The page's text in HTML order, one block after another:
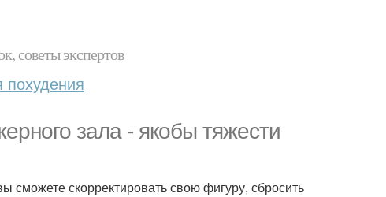
советы экспертов
зала - якобы тяжести
сможете скорректировать свою фигуру, сбросить